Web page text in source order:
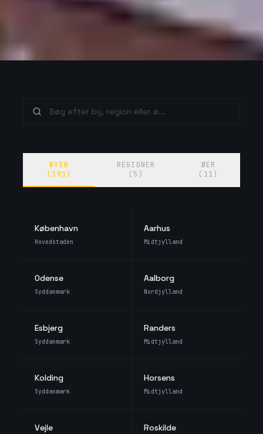
BYER
(191)
REGIONER
( 5 )
ØER
( 11)
København
Hovedstaden
Aarhus
Midtjylland
Odense
Syddanmark
Aalborg
Nordjylland
Esbjerg
Syddanmark
Randers
Midtjylland
Kolding
Syddanmark
Horsens
Midtjylland
Vejle Roskilde